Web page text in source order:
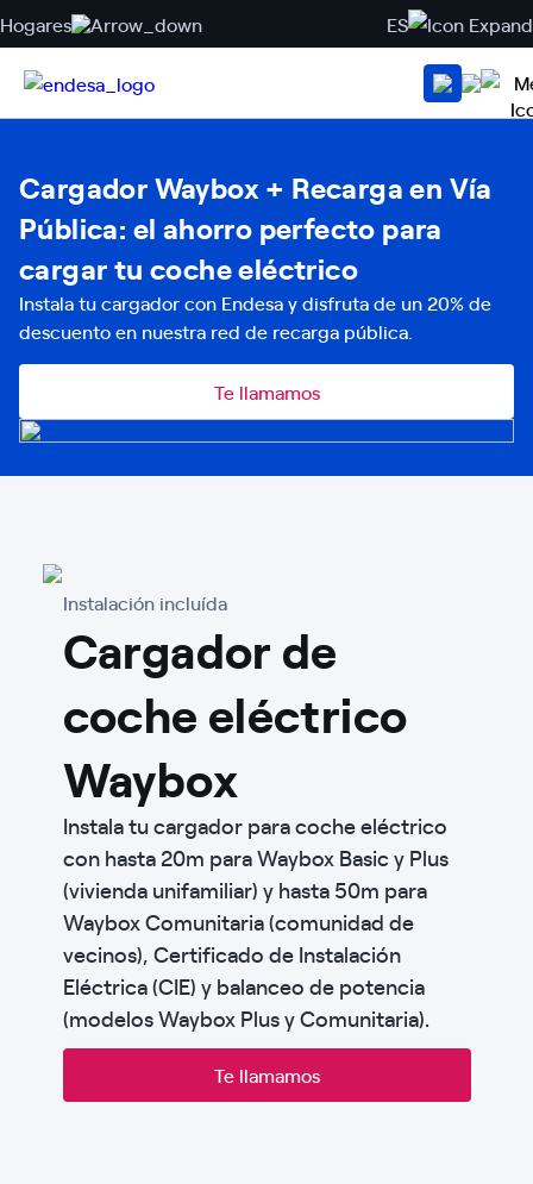
Hogares ES
Cargador Waybox + Recarga en Vía
Pública: el ahorro perfecto para
cargar tu coche eléctrico
Instala tu cargador con Endesa y disfruta de un 20% de
descuento en nuestra red de recarga pública.
Te llamamos
Instalación incluída
Cargador de
coche eléctrico
Waybox
Instala tu cargador para coche eléctrico
con hasta 20m para Waybox Basic y Plus
(vivienda unifamiliar) y hasta 50m para
Waybox Comunitaria (comunidad de
vecinos), Certificado de Instalación
Eléctrica (CIE) y balanceo de potencia
(modelos Waybox Plus y Comunitaria).
Te llamamos